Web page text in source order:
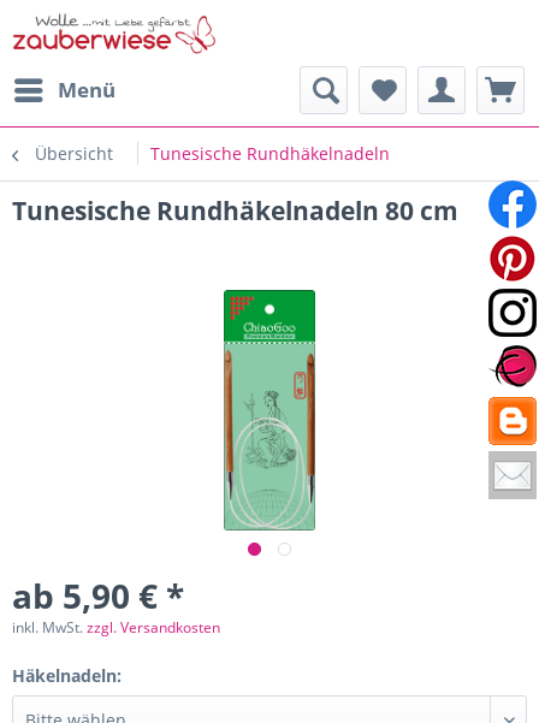
Menü
Übersicht Tunesische Rundhäkelnadeln
Tunesische Rundhäkelnadeln 80 cm
ab 5,90 € *
inkl. MwSt.zzgl. Versandkosten
Häkelnadeln: